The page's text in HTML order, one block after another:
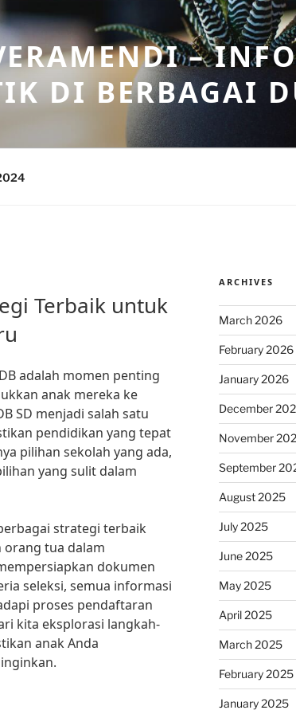
–
DI BERBAGAI
Terbaik untuk
adalah momen penting
anak mereka ke
SD menjadi salah satu
pendidikan yang tepat
pilihan sekolah yang ada,
yang sulit dalam
strategi terbaik
orang tua dalam
dokumen
seleksi, semua informasi
proses pendaftaran
kita eksplorasi langkah-
anak Anda
ARCHIVES
March 2026
February 2026
January 2026
December
November
September
August 2025
July 2025
June 2025
May 2025
April 2025
March 2025
February 2025
January 2025